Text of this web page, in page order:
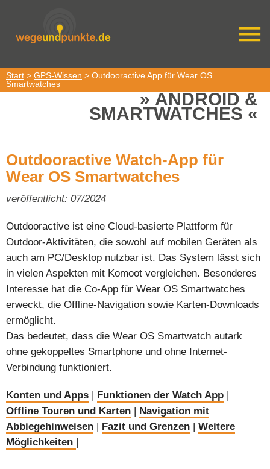
Start > GPS-Wissen > Outdooractive App für Wear OS
Smartwatches
ANDROID &
SMARTWATCHES
Outdooractive Watch-App für
Wear OS Smartwatches
veröffentlicht: 07/2024
Outdooractive ist eine Cloud-basierte Plattform für
Outdoor-Aktivitäten, die sowohl auf mobilen Geräten als
auch am PC/Desktop nutzbar ist. Das System lässt sich
in vielen Aspekten mit Komoot vergleichen. Besonderes
Interesse hat die Co-App für Wear OS Smartwatches
erweckt, die Offline-Navigation sowie Karten-Downloads
ermöglicht.
Das bedeutet, dass die Wear OS Smartwatch autark
ohne gekoppeltes Smartphone und ohne Internet-
Verbindung funktioniert.
Konten und Apps | Funktionen der Watch App |
Offline Touren und Karten | Navigation mit
Abbiegehinweisen | Fazit und Grenzen | Weitere
Möglichkeiten |